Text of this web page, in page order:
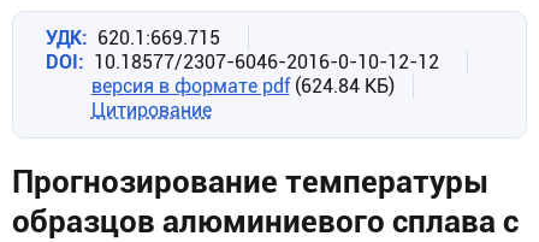
УДК
620.1:669.715
DOI
10.18577/2307-6046-2016-0-10-12-12
версия в формате pdf (624.84 КБ)
Цитирование
Прогнозирование температуры
образцов алюминиевого сплава с